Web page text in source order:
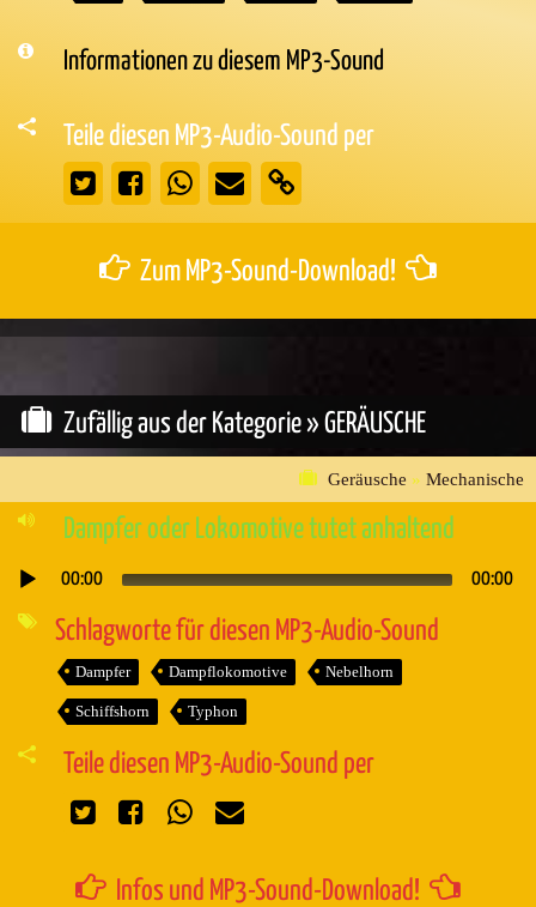
Informationen zu diesem MP3-Sound
Teile diesen MP3-Audio-Sound per
Zum MP3-Sound-Download!
Zufällig aus der Kategorie » GERÄUSCHE
Geräusche » Mechanische
Dampfer oder Lokomotive tutet anhaltend
Audio-
00:00 00:00
Schlagworte für diesen MP3-Audio-Sound
Dampfer Dampflokomotive Nebelhorn
Schiffshorn Typhon
Teile diesen MP3-Audio-Sound per
Infos und MP3-Sound-Download!